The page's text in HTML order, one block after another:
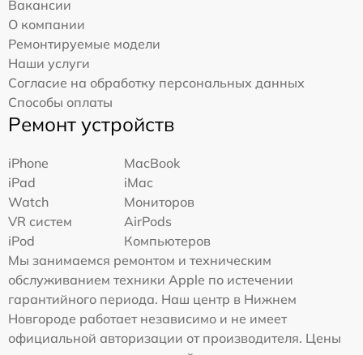
Вакансии
О компании
Ремонтируемые модели
Наши услуги
Согласие на обработку персональных данных
Способы оплаты
Ремонт устройств
iPhone
MacBook
iPad
iMac
Watch
Мониторов
VR систем
AirPods
iPod
Компьютеров
Мы занимаемся ремонтом и техническим
обслуживанием техники Apple по истечении
гарантийного периода. Наш центр в Нижнем
Новгороде работает независимо и не имеет
официальной авторизации от производителя. Цены